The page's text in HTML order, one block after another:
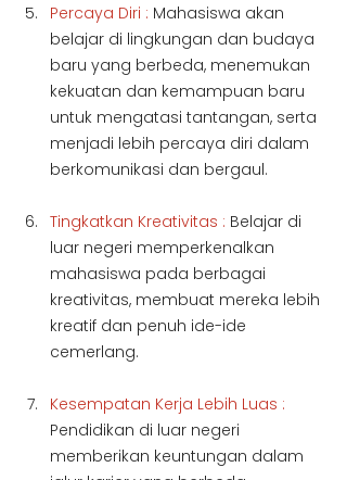
Percaya Diri : Mahasiswa akan
belajar di lingkungan dan budaya
baru yang berbeda, menemukan
kekuatan dan kemampuan baru
untuk mengatasi tantangan, serta
menjadi lebih percaya diri dalam
berkomunikasi dan bergaul.
Tingkatkan Kreativitas : Belajar di
luar negeri memperkenalkan
mahasiswa pada berbagai
kreativitas, membuat mereka lebih
kreatif dan penuh ide-ide
cemerlang.
Kesempatan Kerja Lebih Luas :
Pendidikan di luar negeri
memberikan keuntungan dalam